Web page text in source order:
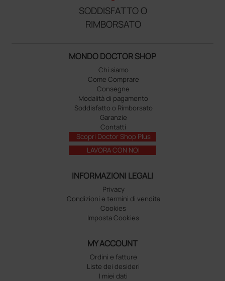
SODDISFATTO O
RIMBORSATO
MONDO DOCTOR SHOP
Chi siamo
Come Comprare
Consegne
Modalità di pagamento
Soddisfatto o Rimborsato
Garanzie
Contatti
Scopri Doctor Shop Plus
LAVORA CON NOI
INFORMAZIONI LEGALI
Privacy
Condizioni e termini di vendita
Cookies
Imposta Cookies
MY ACCOUNT
Ordini e fatture
Liste dei desideri
I miei dati